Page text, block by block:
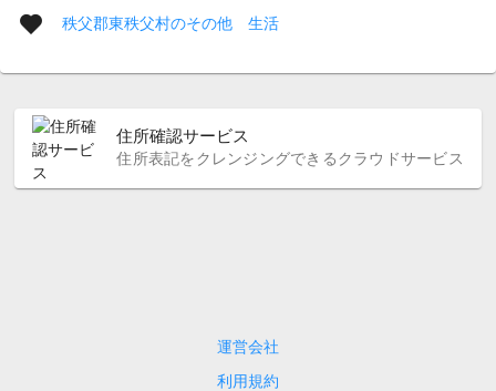
秩父郡東秩父村のその他 生活
住所確認サービス
住所表記をクレンジングできるクラウドサービス
運営会社
利用規約